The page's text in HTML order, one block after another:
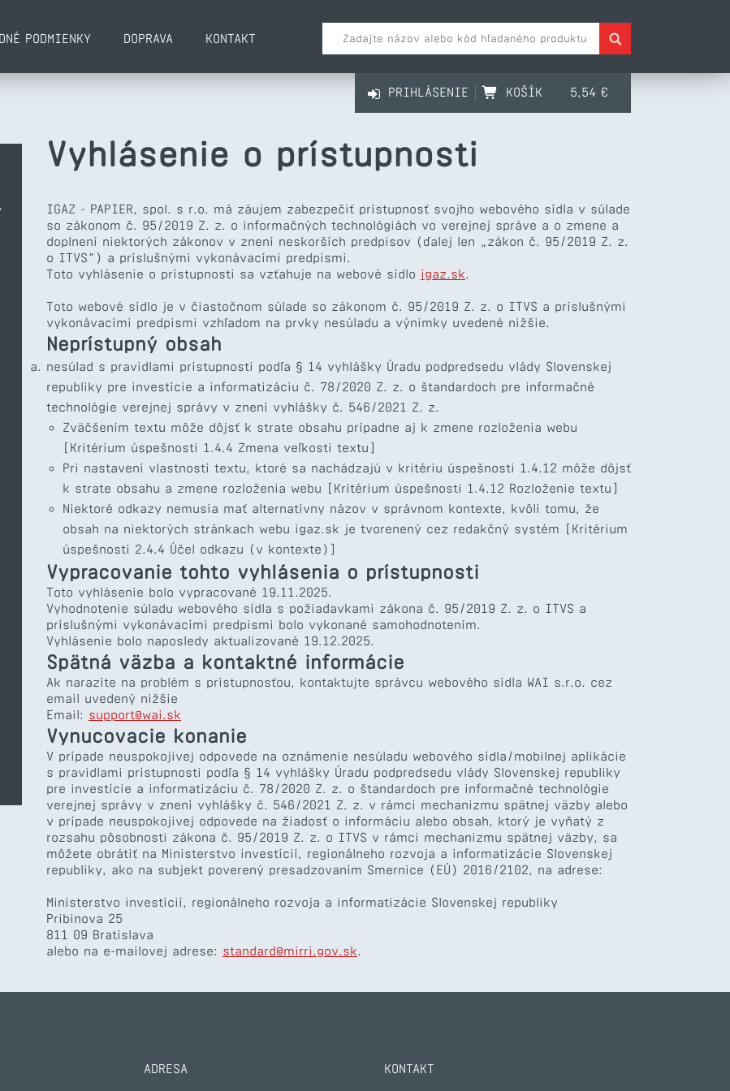
PODMIENKY DOPRAVA KONTAKT
PRIHLÁSENIE KOŠÍK
5,54 €
Vyhlásenie o prístupnosti
IGAZ - PAPIER, spol. s r.o. má záujem zabezpečiť prístupnosť svojho webového sídla v súlade
so zákonom č. 95/2019 Z. z. o informačných technológiách vo verejnej správe a o zmene a
doplnení niektorých zákonov v znení neskorších predpisov (ďalej len „zákon č. 95/2019 Z. z.
o ITVS“) a príslušnými vykonávacími predpismi.
Toto vyhlásenie o prístupnosti sa vzťahuje na webové sídlo igaz.sk.
Toto webové sídlo je v čiastočnom súlade so zákonom č. 95/2019 Z. z. o ITVS a príslušnými
vykonávacími predpismi vzhľadom na prvky nesúladu a výnimky uvedené nižšie.
Neprístupný obsah
nesúlad s pravidlami prístupnosti podľa § 14 vyhlášky Úradu podpredsedu vlády Slovenskej
republiky pre investície a informatizáciu č. 78/2020 Z. z. o štandardoch pre informačné
technológie verejnej správy v znení vyhlášky č. 546/2021 Z. z.
Zväčšením textu môže dôjsť k strate obsahu prípadne aj k zmene rozloženia webu
[Kritérium úspešnosti 1.4.4 Zmena veľkosti textu]
Pri nastavení vlastností textu, ktoré sa nachádzajú v kritériu úspešnosti 1.4.12 môže dôjsť
k strate obsahu a zmene rozloženia webu [Kritérium úspešnosti 1.4.12 Rozloženie textu]
Niektoré odkazy nemusia mať alternatívny názov v správnom kontexte, kvôli tomu, že
obsah na niektorých stránkach webu igaz.sk je tvorenený cez redakčný systém [Kritérium
úspešnosti 2.4.4 Účel odkazu (v kontexte)]
Vypracovanie tohto vyhlásenia o prístupnosti
Toto vyhlásenie bolo vypracované 19.11.2025.
Vyhodnotenie súladu webového sídla s požiadavkami zákona č. 95/2019 Z. z. o ITVS a
príslušnými vykonávacími predpismi bolo vykonané samohodnotením.
Vyhlásenie bolo naposledy aktualizované 19.12.2025.
Spätná väzba a kontaktné informácie
Ak narazíte na problém s prístupnosťou, kontaktujte správcu webového sídla WAI s.r.o. cez
email uvedený nižšie
Email: support@wai.sk
Vynucovacie konanie
V prípade neuspokojivej odpovede na oznámenie nesúladu webového sídla/mobilnej aplikácie
s pravidlami prístupnosti podľa § 14 vyhlášky Úradu podpredsedu vlády Slovenskej republiky
pre investície a informatizáciu č. 78/2020 Z. z. o štandardoch pre informačné technológie
verejnej správy v znení vyhlášky č. 546/2021 Z. z. v rámci mechanizmu spätnej väzby alebo
v prípade neuspokojivej odpovede na žiadosť o informáciu alebo obsah, ktorý je vyňatý z
rozsahu pôsobnosti zákona č. 95/2019 Z. z. o ITVS v rámci mechanizmu spätnej väzby, sa
môžete obrátiť na Ministerstvo investícií, regionálneho rozvoja a informatizácie Slovenskej
republiky, ako na subjekt poverený presadzovaním Smernice (EÚ) 2016/2102, na adrese:
Ministerstvo investícií, regionálneho rozvoja a informatizácie Slovenskej republiky
Pribinova 25
811 09 Bratislava
alebo na e-mailovej adrese: standard@mirri.gov.sk.
ADRESA KONTAKT